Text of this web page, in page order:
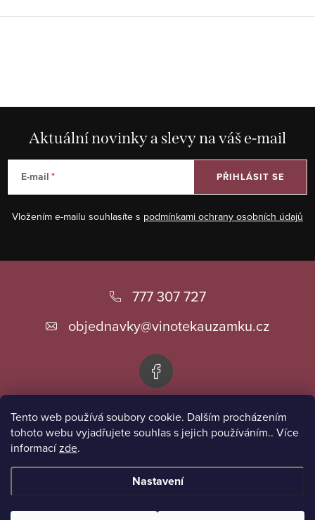
Tento web používá soubory cookie. Dalším procházením
tohoto webu vyjadřujete souhlas s jejich používáním.. Více
informacízde.
Nastavení
Aktuální novinky a slevy na váš e-mail
E-mail
Vložením e-mailu souhlasíte s podmínkami ochrany osobních údajů
PŘIHLÁSIT SE
777 307 727
objednavky@vinotekauzamku.cz
Informace pro vás
Přijímáme online platby
Copyright 2026Vinotéka u zámku. Všechna práva vyhrazena.